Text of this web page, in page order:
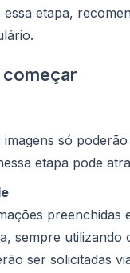
etapa,
só
etapa pode
sempre utilizando
ser solicitadas